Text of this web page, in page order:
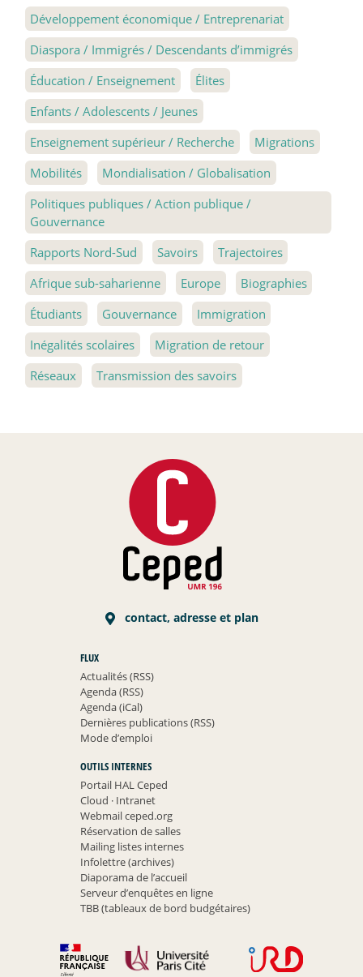
Développement économique / Entreprenariat
Diaspora / Immigrés / Descendants d’immigrés
Éducation / Enseignement
Élites
Enfants / Adolescents / Jeunes
Enseignement supérieur / Recherche
Migrations
Mobilités
Mondialisation / Globalisation
Politiques publiques / Action publique /
Gouvernance
Rapports Nord-Sud
Savoirs
Trajectoires
Afrique sub-saharienne
Europe
Biographies
Étudiants
Gouvernance
Immigration
Inégalités scolaires
Migration de retour
Réseaux
Transmission des savoirs
contact, adresse et plan
FLUX
Actualités (RSS)
Agenda (RSS)
Agenda (iCal)
Dernières publications (RSS)
Mode d’emploi
OUTILS INTERNES
Portail HAL Ceped
Cloud ·Intranet
Webmail ceped.org
Réservation de salles
Mailing listes internes
Infolettre (archives)
Diaporama de l’accueil
Serveur d’enquêtes en ligne
TBB (tableaux de bord budgétaires)